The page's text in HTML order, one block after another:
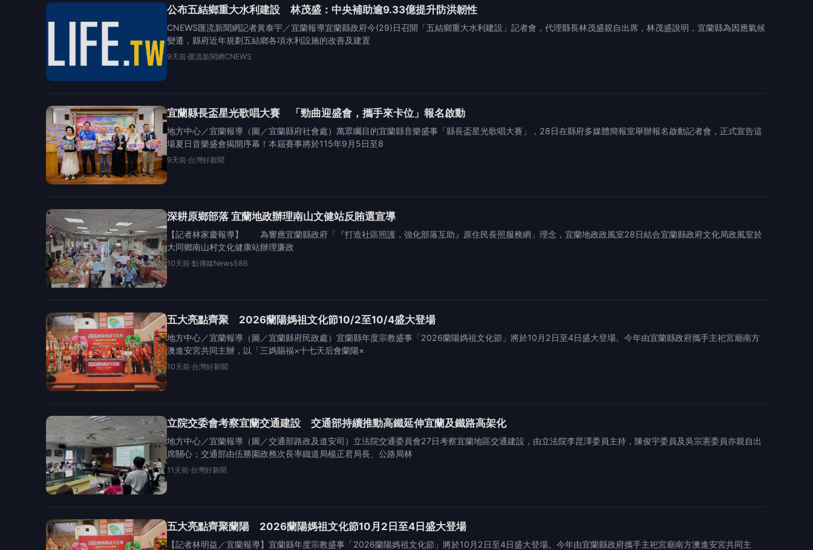
公布五結鄉重大水利建設 林茂盛：中央補助逾9.33億提升防洪韌性
CNEWS匯流新聞網記者黃泰宇／宜蘭報導宜蘭縣政府今(29)日召開「五結鄉重大水利建設」記者會，代理縣長林茂盛親自出席，林茂盛說明，宜蘭縣為因應氣候
變遷，縣府近年規劃五結鄉各項水利設施的改善及建置
9天前·匯流新聞網CNEWS
宜蘭縣長盃星光歌唱大賽 「勁曲迎盛會，攜手來卡位」報名啟動
地方中心／宜蘭報導（圖／宜蘭縣府社會處）萬眾矚目的宜蘭縣音樂盛事「縣長盃星光歌唱大賽」，28日在縣府多媒體簡報室舉辦報名啟動記者會，正式宣告這
場夏日音樂盛會揭開序幕！本屆賽事將於115年9月5日至8
9天前·台灣好新聞
深耕原鄉部落 宜蘭地政辦理南山文健站反賄選宣導
【記者林家慶報導】 為響應宜蘭縣政府「『打造社區照護，強化部落互助』原住民長照服務網」理念，宜蘭地政政風室28日結合宜蘭縣政府文化局政風室於
大同鄉南山村文化健康站辦理廉政
10天前·點傳媒News586
五大亮點齊聚 2026蘭陽媽祖文化節10/2至10/4盛大登場
地方中心／宜蘭報導（圖／宜蘭縣府民政處）宜蘭縣年度宗教盛事「2026蘭陽媽祖文化節」將於10月2日至4日盛大登場。今年由宜蘭縣政府攜手主祀宮廟南方
澳進安宮共同主辦，以「三媽賜福×十七天后會蘭陽×
10天前·台灣好新聞
立院交委會考察宜蘭交通建設 交通部持續推動高鐵延伸宜蘭及鐵路高架化
地方中心／宜蘭報導（圖／交通部路政及道安司）立法院交通委員會27日考察宜蘭地區交通建設，由立法院李昆澤委員主持，陳俊宇委員及吳宗憲委員亦親自出
席關心；交通部由伍勝園政務次長率鐵道局楊正君局長、公路局林
11天前·台灣好新聞
五大亮點齊聚蘭陽 2026蘭陽媽祖文化節10月2日至4日盛大登場
【記者林明益／宜蘭報導】宜蘭縣年度宗教盛事「2026蘭陽媽祖文化節」將於10月2日至4日盛大登場。今年由宜蘭縣政府攜手主祀宮廟南方澳進安宮共同主